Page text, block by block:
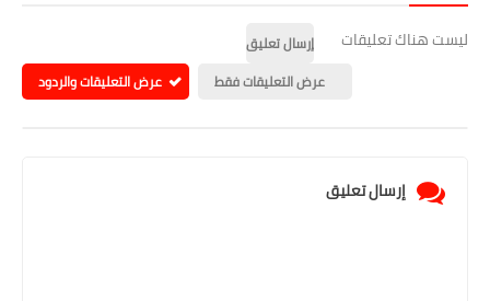
ليست هناك تعليقات
إرسال تعليق
عرض التعليقات فقط
عرض التعليقات والردود
إرسال تعليق